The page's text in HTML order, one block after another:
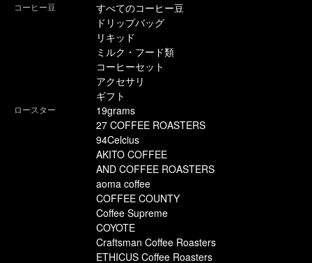
コーヒー豆
すべてのコーヒー豆
ドリップバッグ
リキッド
ミルク・フード類
コーヒーセット
アクセサリ
ギフト
ロースター
19grams
27 COFFEE ROASTERS
94Celcius
AKITO COFFEE
AND COFFEE ROASTERS
aoma coffee
COFFEE COUNTY
Coffee Supreme
COYOTE
Craftsman Coffee Roasters
ETHICUS Coffee Roasters